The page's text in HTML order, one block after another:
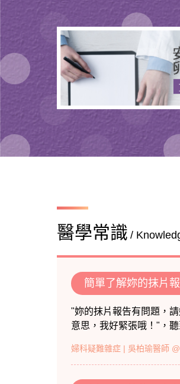
醫學常識 /
簡單了解妳的抹片
"妳的抹片報告有問題，
意思，我好緊張哦！"，
婦科疑難雜症 | 吳柏瑜醫師